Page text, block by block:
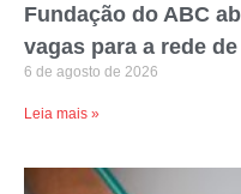
Fundação do ABC
vagas para a rede
6 de agosto de 2026
Leia mais »